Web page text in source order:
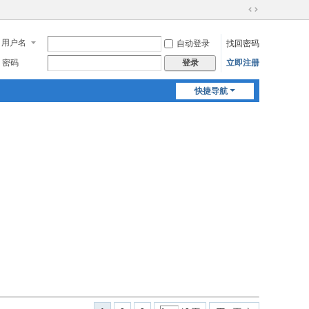
切
到
宽
用户名 自动登录
找回密码
密码
登录 立即注册
快捷导航